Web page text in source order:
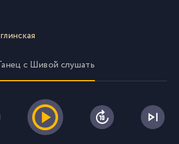
с Шивой слушать